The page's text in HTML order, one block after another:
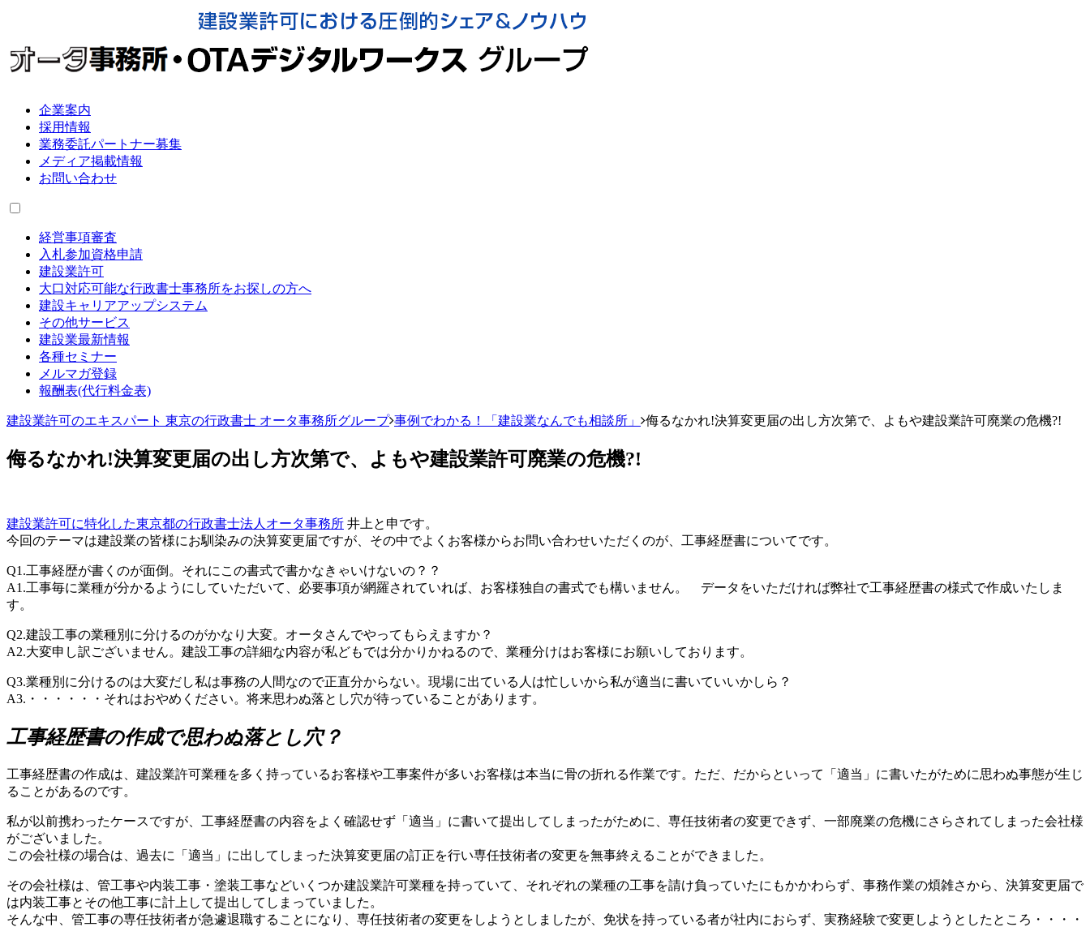
企業案内
採用情報
業務委託パートナー募集
メディア掲載情報
お問い合わせ
経営事項審査
入札参加資格申請
建設業許可
大口対応可能な行政書士事務所をお探しの方へ
建設キャリアアップシステム
その他サービス
建設業最新情報
各種セミナー
メルマガ登録
報酬表(代行料金表)
建設業許可のエキスパート 東京の行政書士 オータ事務所グループ 事例でわかる！「建設業なんでも相談所」 侮るなかれ!決算変更届の出し方次第で、よもや建設業許可廃業の危機?!
侮るなかれ!決算変更届の出し方次第で、よもや建設業許可廃業の危機?!
建設業許可に特化した東京都の行政書士法人オータ事務所 井上と申です。
今回のテーマは建設業の皆様にお馴染みの決算変更届ですが、その中でよくお客様からお問い合わせいただくのが、工事経歴書についてです。
Q1.工事経歴が書くのが面倒。それにこの書式で書かなきゃいけないの？？
A1.工事毎に業種が分かるようにしていただいて、必要事項が網羅されていれば、お客様独自の書式でも構いません。 データをいただければ弊社で工事経歴書の様式で作成いたしま
す。
Q2.建設工事の業種別に分けるのがかなり大変。オータさんでやってもらえますか？
A2.大変申し訳ございません。建設工事の詳細な内容が私どもでは分かりかねるので、業種分けはお客様にお願いしております。
Q3.業種別に分けるのは大変だし私は事務の人間なので正直分からない。現場に出ている人は忙しいから私が適当に書いていいかしら？
A3.・・・・・・それはおやめください。将来思わぬ落とし穴が待っていることがあります。
工事経歴書の作成で思わぬ落とし穴？
工事経歴書の作成は、建設業許可業種を多く持っているお客様や工事案件が多いお客様は本当に骨の折れる作業です。ただ、だからといって「適当」に書いたがために思わぬ事態が生じ
ることがあるのです。
私が以前携わったケースですが、工事経歴書の内容をよく確認せず「適当」に書いて提出してしまったがために、専任技術者の変更できず、一部廃業の危機にさらされてしまった会社様
がございました。
この会社様の場合は、過去に「適当」に出してしまった決算変更届の訂正を行い専任技術者の変更を無事終えることができました。
その会社様は、管工事や内装工事・塗装工事などいくつか建設業許可業種を持っていて、それぞれの業種の工事を請け負っていたにもかかわらず、事務作業の煩雑さから、決算変更届で
は内装工事とその他工事に計上して提出してしまっていました。
そんな中、管工事の専任技術者が急遽退職することになり、専任技術者の変更をしようとしましたが、免状を持っている者が社内におらず、実務経験で変更しようとしたところ・・・・